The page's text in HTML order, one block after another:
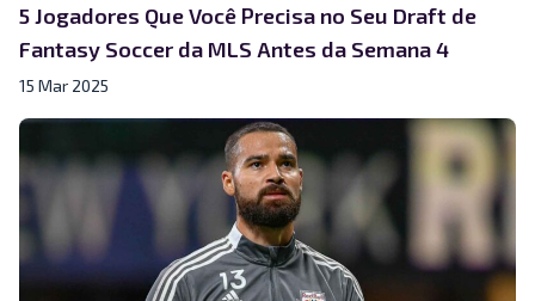
5 Jogadores Que Você Precisa no Seu Draft de
Fantasy Soccer da MLS Antes da Semana 4
15 Mar 2025